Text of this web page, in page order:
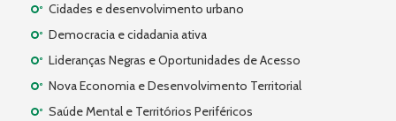
Cidades e desenvolvimento urbano
Democracia e cidadania ativa
Lideranças Negras e Oportunidades de Acesso
Nova Economia e Desenvolvimento Territorial
Saúde Mental e Territórios Periféricos